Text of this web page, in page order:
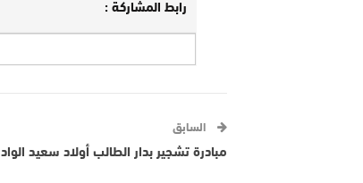
رابط المشاركة :
السابق
مبادرة تشجير بدار الطالب أولاد سعيد الواد